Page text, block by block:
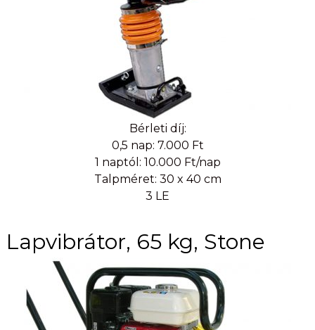
Bérleti díj:
0,5 nap: 7.000 Ft
1 naptól: 10.000 Ft/nap
Talpméret: 30 x 40 cm
3 LE
Lapvibrátor, 65 kg, Stone